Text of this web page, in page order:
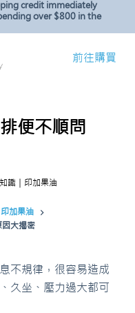
credit immediately
over $800 in the
前往購買
便不順問
識｜印加果油
加果油
大揭密
不規律，很容易造成
久坐、壓力過大都可